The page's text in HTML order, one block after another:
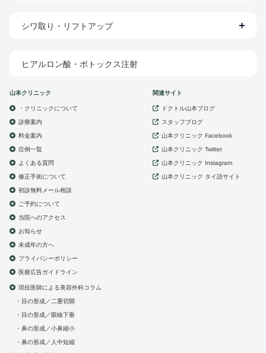
シワ取り・リフトアップ
ヒアルロン酸・ボトックス注射
山本クリニック
・クリニックについて
診療案内
料金案内
症例一覧
よくある質問
修正手術について
初診無料メール相談
ご予約について
当院へのアクセス
お知らせ
未成年の方へ
プライバシーポリシー
医療広告ガイドライン
現役医師による美容外科コラム
目の形成／二重切開
目の形成／眼瞼下垂
鼻の形成／小鼻縮小
鼻の形成／人中短縮
関連サイト
ドクトル山本ブログ
スタッフブログ
山本クリニック Facebook
山本クリニック Twitter
山本クリニック Instagram
山本クリニック タイ語サイト